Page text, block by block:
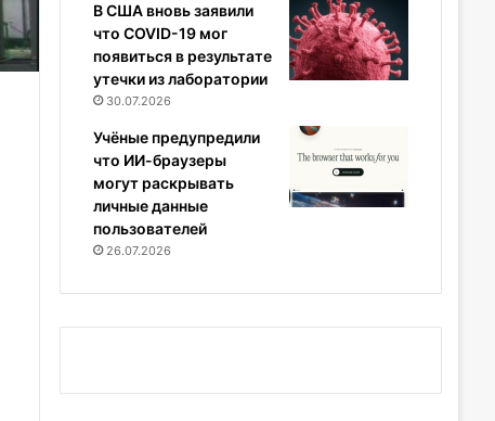
В США вновь заявили
что COVID-19 мог
появиться в результате
утечки из лаборатории
30.07.2026
Учёные предупредили
что ИИ-браузеры
могут раскрывать
личные данные
пользователей
26.07.2026